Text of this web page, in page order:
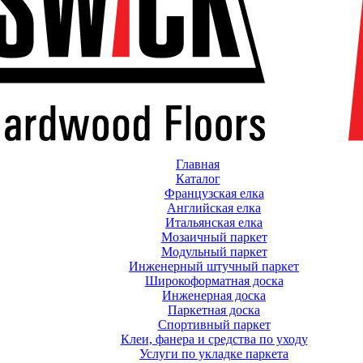
Главная
Каталог
Французская елка
Английская елка
Итальянская елка
Мозаичный паркет
Модульный паркет
Инженерный штучный паркет
Широкоформатная доска
Инженерная доска
Паркетная доска
Спортивный паркет
Клеи, фанера и средства по уходу
Услуги по укладке паркета